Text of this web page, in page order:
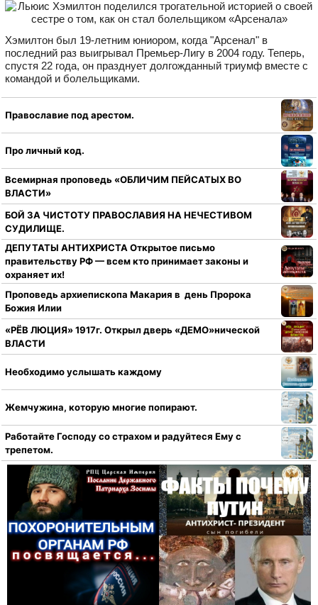
Хэмилтон был 19‑летним юниором, когда "Арсенал" в
последний раз выигрывал Премьер‑Лигу в 2004 году. Теперь,
спустя 22 года, он празднует долгожданный триумф вместе с
командой и болельщиками.
Православие под арестом.
Про личный код.
Всемирная проповедь «ОБЛИЧИМ ПЕЙСАТЫХ ВО
ВЛАСТИ»
БОЙ ЗА ЧИСТОТУ ПРАВОСЛАВИЯ НА НЕЧЕСТИВОМ
СУДИЛИЩЕ.
ДЕПУТАТЫ АНТИХРИСТА Открытое письмо
правительству РФ — всем кто принимает законы и
охраняет их!
Проповедь архиепископа Макария в день Пророка
Божия Илии
«РЁВ ЛЮЦИЯ» 1917г. Открыл дверь «ДЕМО»нической
ВЛАСТИ
Необходимо услышать каждому
Жемчужина, которую многие попирают.
Работайте Господу со страхом и радуйтеся Ему с
трепетом.